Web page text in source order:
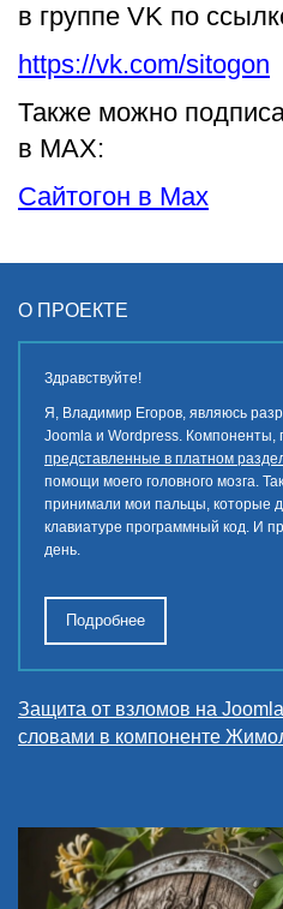
в группе VK по
https://vk.com/sitogon
Также можно
в MAX:
Сайтогон в Max
О ПРОЕКТЕ
Здравствуйте!
Я, Владимир Егоров, являюсь
Joomla и Wordpress. Компоненты,
представленные в платном
помощи моего головного мозга.
принимали мои пальцы, которые
клавиатуре программный код. И
день.
Подробнее
Защита от взломов на
словами в компоненте